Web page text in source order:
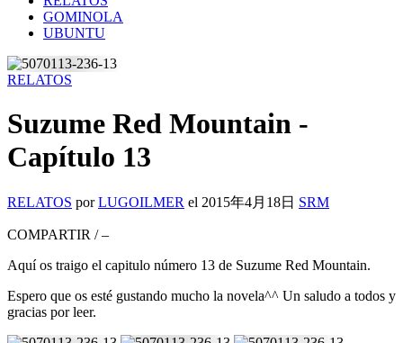
GOMINOLA
UBUNTU
RELATOS
Suzume Red Mountain -
Capítulo 13
RELATOS por LUGOILMER el 2015年4月18日 SRM
COMPARTIR / –
Aquí os traigo el capitulo número 13 de Suzume Red Mountain.
Espero que os esté gustando mucho la novela^^ Un saludo a todos y
gracias por leer.